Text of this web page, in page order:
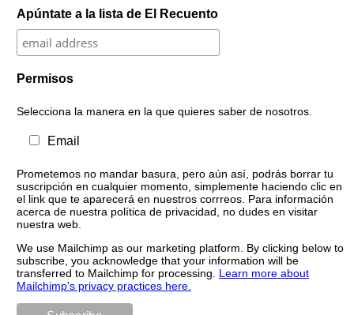
Apúntate a la lista de El Recuento
Permisos
Selecciona la manera en la que quieres saber de nosotros.
Email
Prometemos no mandar basura, pero aún así, podrás borrar tu
suscripción en cualquier momento, simplemente haciendo clic en
el link que te aparecerá en nuestros corrreos. Para información
acerca de nuestra política de privacidad, no dudes en visitar
nuestra web.
We use Mailchimp as our marketing platform. By clicking below to
subscribe, you acknowledge that your information will be
transferred to Mailchimp for processing. Learn more about
Mailchimp's privacy practices here.